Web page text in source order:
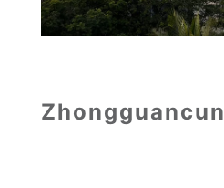
Zhongguancun